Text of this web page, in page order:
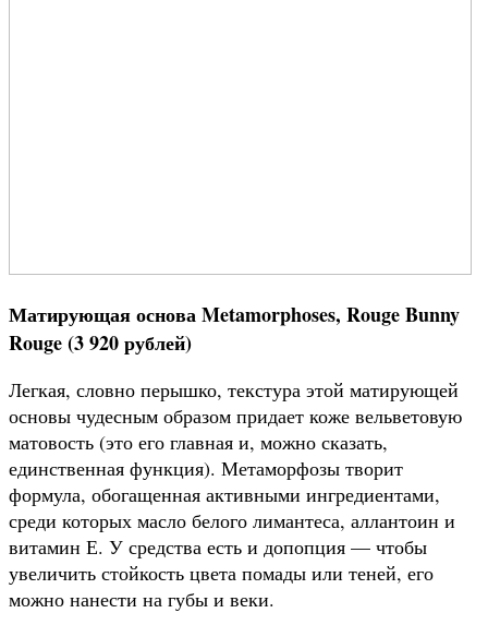
Матирующая основа Metamorphoses, Rouge Bunny
Rouge (3 920 рублей)
Легкая, словно перышко, текстура этой матирующей
основы чудесным образом придает коже вельветовую
матовость (это его главная и, можно сказать,
единственная функция). Метаморфозы творит
формула, обогащенная активными ингредиентами,
среди которых масло белого лимантеса, аллантоин и
витамин Е. У средства есть и допопция — чтобы
увеличить стойкость цвета помады или теней, его
можно нанести на губы и веки.